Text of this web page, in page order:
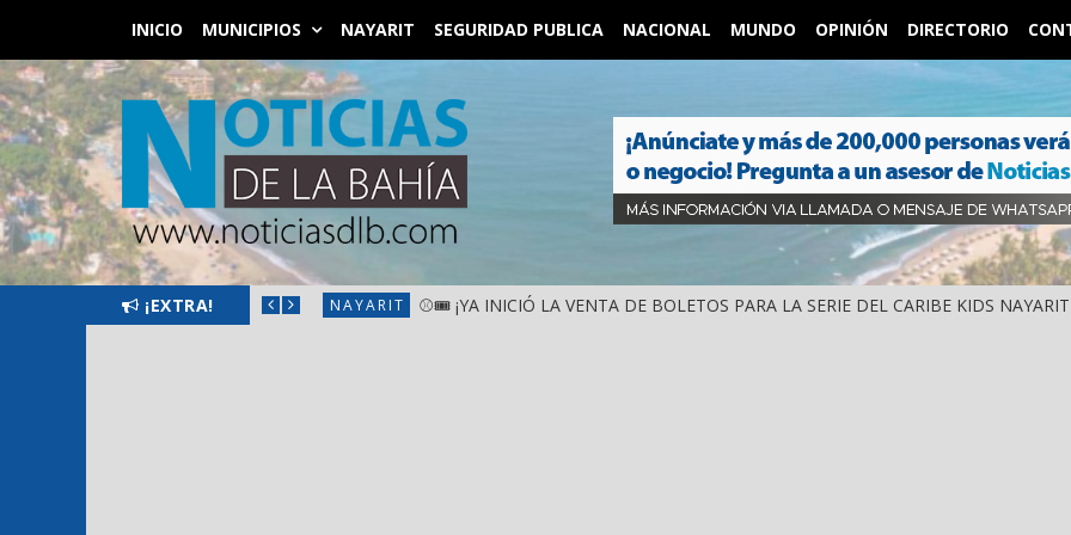
INICIO MUNICIPIOS NAYARIT SEGURIDAD PUBLICA NACIONAL MUNDO OPINIÓN DIRECTORIO
¡EXTRA!
IXCUINTLA NAYARIT ⚾🎟️ ¡YA INICIÓ LA VENTA DE BOLETOS PARA LA SERIE DEL CARIBE KIDS